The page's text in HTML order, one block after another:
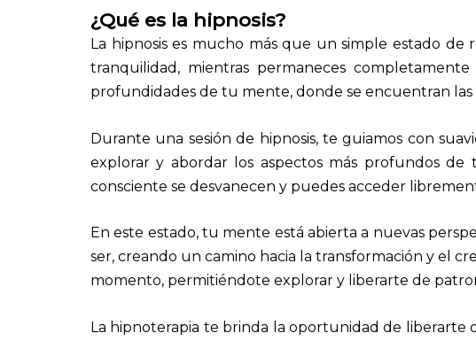
¿Qué es la hipnosis?
La hipnosis es mucho más que un simple estado
tranquilidad, mientras permaneces
profundidades de tu mente, donde se encuentran
Durante una sesión de hipnosis, te guiamos con
explorar y abordar los aspectos más profundos
consciente se desvanecen y puedes acceder
En este estado, tu mente está abierta a nuevas
ser, creando un camino hacia la transformación y el
momento, permitiéndote explorar y liberarte de
La hipnoterapia te brinda la oportunidad de liberarte